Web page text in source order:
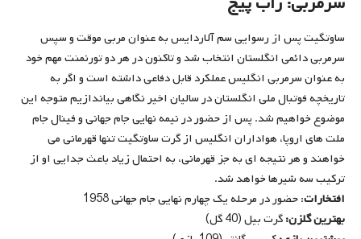
ساوتگیت پس از رسوایی سم آلاردایس به عنوان مربی موقت و سپس
سرمربی دائمی انگلستان انتخاب شد و تاکنون در هر دو تورنمنت مهم خود
به عنوان سرمربی انگلیس عملکرد قابل دفاعی داشته است و اگر به
تاریخچه فوتبال ملی انگلستان در سالیان اخیر نگاهی بیاندازیم متوجه این
موضوع خواهیم شد. پس از حضور در نیمه نهایی جام جهانی و فینال جام
ملت های اروپا، هواداران انگلیس از گرت ساوتگیت تنها قهرمانی می
خواهند و هر نتیجه ای به جز قهرمانی، به احتمال زیاد باعث جدایی او از
ترکیب سه شیرها خواهد شد.
افتخارات: حضور در مرحله یک چهارم نهایی جام جهانی 1958
بهترین گلزن:گرت بیل (40 گل)